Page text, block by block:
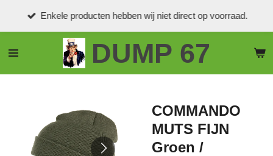
de
DUMP 67
Enkele producten hebben wij niet direct op voorraad.
COMMANDO
MUTS FIJN
Groen /